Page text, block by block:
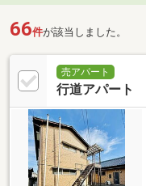
66件が該当しました。
売アパート
行道アパート